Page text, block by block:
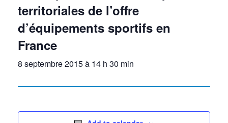
territoriales de l’offre
d’équipements sportifs en
France
8 septembre 2015 à 14 h 30 min